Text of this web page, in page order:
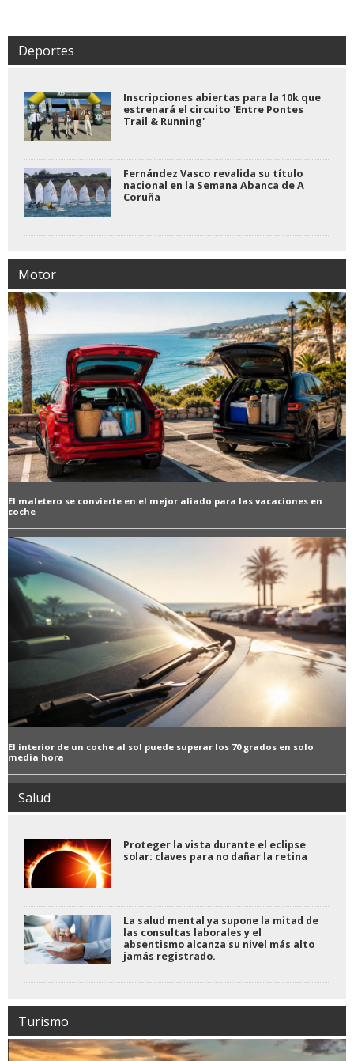
Deportes
Inscripciones abiertas para la 10k que
estrenará el circuito 'Entre Pontes
Trail & Running'
Fernández Vasco revalida su título
nacional en la Semana Abanca de A
Coruña
Motor
El maletero se convierte en el mejor aliado para las vacaciones en
coche
El interior de un coche al sol puede superar los 70 grados en solo
media hora
Salud
Proteger la vista durante el eclipse
solar: claves para no dañar la retina
La salud mental ya supone la mitad de
las consultas laborales y el
absentismo alcanza su nivel más alto
jamás registrado.
Turismo